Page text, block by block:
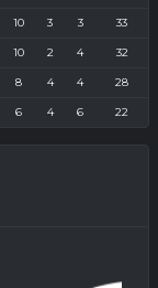
10 3 3 33
10 2 4 32
8 4 4 28
6 4 6 22